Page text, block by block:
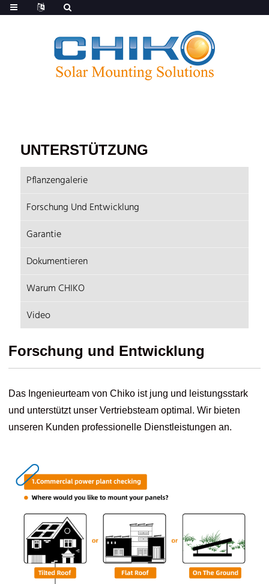
UNTERSTÜTZUNG
Pflanzengalerie
Forschung Und Entwicklung
Garantie
Dokumentieren
Warum CHIKO
Video
Forschung und Entwicklung
Das Ingenieurteam von Chiko ist jung und leistungsstark
und unterstützt unser Vertriebsteam optimal. Wir bieten
unseren Kunden professionelle Dienstleistungen an.